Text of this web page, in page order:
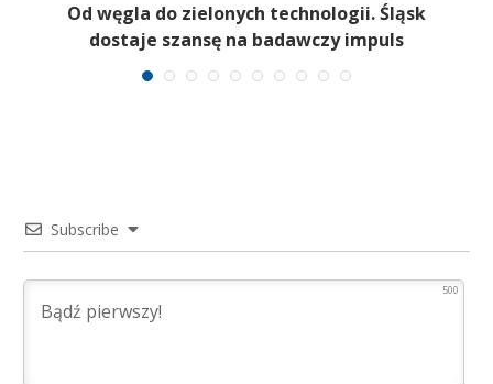
Od węgla do zielonych technologii. Śląsk
dostaje szansę na badawczy impuls
Subscribe
500